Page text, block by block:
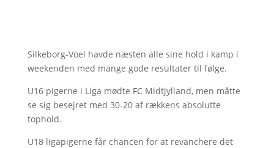
Silkeborg-Voel havde næsten alle sine hold i kamp i
weekenden med mange gode resultater til følge.
U16 pigerne i Liga mødte FC Midtjylland, men måtte
se sig besejret med 30-20 af rækkens absolutte
tophold.
U18 ligapigerne får chancen for at revanchere det